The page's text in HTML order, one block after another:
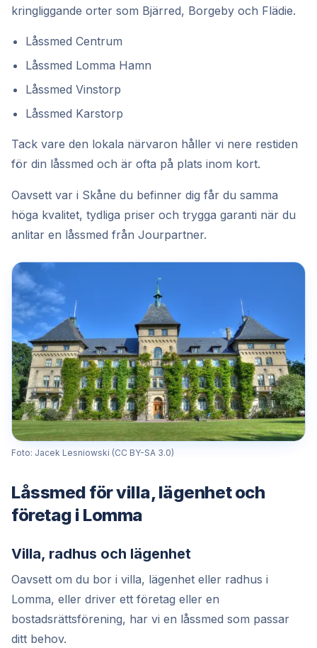
kringliggande orter som Bjärred, Borgeby och Flädie.
Låssmed Centrum
Låssmed Lomma Hamn
Låssmed Vinstorp
Låssmed Karstorp
Tack vare den lokala närvaron håller vi nere restiden
för din låssmed och är ofta på plats inom kort.
Oavsett var i Skåne du befinner dig får du samma
höga kvalitet, tydliga priser och trygga garanti när du
anlitar en låssmed från Jourpartner.
Foto: Jacek Lesniowski (CC BY-SA 3.0)
Låssmed för villa, lägenhet och
företag i Lomma
Villa, radhus och lägenhet
Oavsett om du bor i villa, lägenhet eller radhus i
Lomma, eller driver ett företag eller en
bostadsrättsförening, har vi en låssmed som passar
ditt behov.